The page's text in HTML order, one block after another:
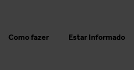
Como fazer Estar Informado